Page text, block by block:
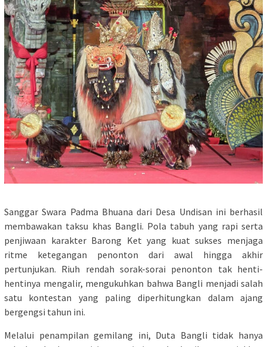
​Sanggar Swara Padma Bhuana dari Desa Undisan ini berhasil
membawakan taksu khas Bangli. Pola tabuh yang rapi serta
penjiwaan karakter Barong Ket yang kuat sukses menjaga
ritme ketegangan penonton dari awal hingga akhir
pertunjukan. Riuh rendah sorak-sorai penonton tak henti-
hentinya mengalir, mengukuhkan bahwa Bangli menjadi salah
satu kontestan yang paling diperhitungkan dalam ajang
bergengsi tahun ini.
​Melalui penampilan gemilang ini, Duta Bangli tidak hanya